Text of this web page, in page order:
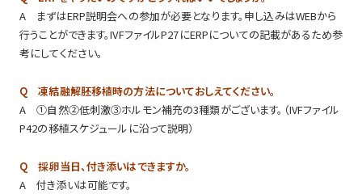
A まずはERP説明会への参加が必要となります。申し込みはWEBから
行うことができます。IVFファイルP27にERPについての記載があるため参
考にしてください。
Q 凍結融解胚移植時の方法についておしえてください。
A ①自然②低刺激③ホルモン補充の3種類がございます。（IVFファイル
P42の移植スケジュールに沿って説明）
Q 採卵当日、付き添いはできますか。
A 付き添いは可能です。